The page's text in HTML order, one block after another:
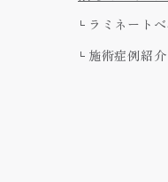
ラミネート
施術症例紹介